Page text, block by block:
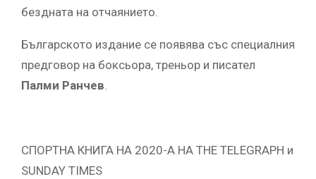
бездната на отчаянието.
Българското издание се появява със специалния
предговор на боксьора, треньор и писател
Палми Ранчев.
СПОРТНА КНИГА НА 2020-А НА THE TELEGRAPH и
SUNDAY TIMES